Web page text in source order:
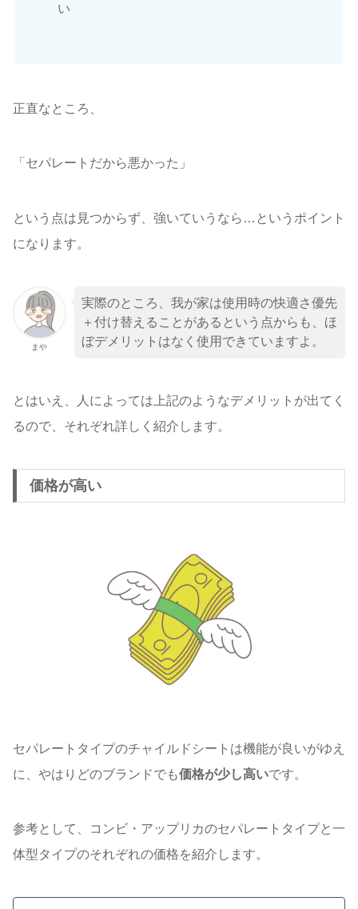
い
正直なところ、
「セパレートだから悪かった」
という点は見つからず、強いていうなら…というポイント
になります。
まや
実際のところ、我が家は使用時の快適さ優先
＋付け替えることがあるという点からも、ほ
ぼデメリットはなく使用できていますよ。
とはいえ、人によっては上記のようなデメリットが出てく
るので、それぞれ詳しく紹介します。
価格が高い
セパレートタイプのチャイルドシートは機能が良いがゆえ
に、やはりどのブランドでも価格が少し高いです。
参考として、コンビ・アップリカのセパレートタイプと一
体型タイプのそれぞれの価格を紹介します。